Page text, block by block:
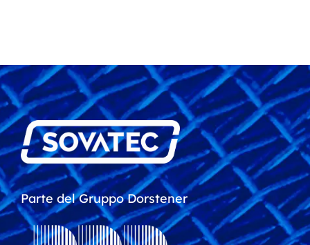
Parte del Gruppo Dorstener